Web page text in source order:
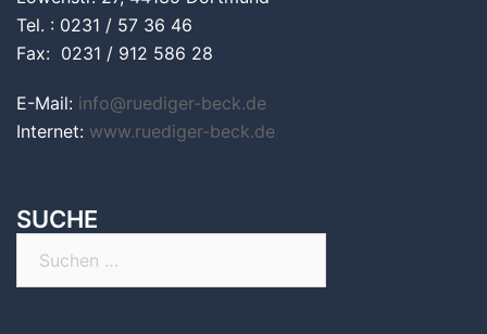
Tel. : 0231 / 57 36 46
Fax: 0231 / 912 586 28
E-Mail: info@ruediger-beck.de
Internet: www.ruediger-beck.de
SUCHE
nach: